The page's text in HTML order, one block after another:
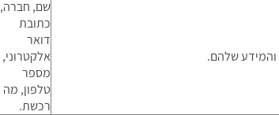
והמידע שלהם.
שם, חברה,
כתובת
דואר
אלקטרוני,
מספר
טלפון, מה
רכשת.